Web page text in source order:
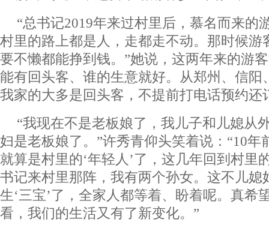
“总书记2019年来过村里后，慕名而来的
村里的路上都是人，走都走不动。那时候游
要不懒都能挣到钱。”她说，这两年来的游
能有回头客、谁的生意就好。从郑州、信阳
我家的大多是回头客，不提前打电话预约还
“我现在不是老板娘了，我儿子和儿媳从
妇是老板娘了。”许秀青仰头笑着说：“10年
就算是村里的‘年轻人’了，这几年回到村里
书记来村里那阵，我有两个孙女。这不儿媳
生‘三宝’了，全家人都等着、盼着呢。真希
看，我们的生活又有了新变化。”